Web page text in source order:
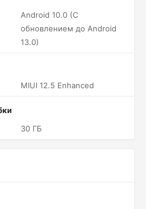
Android 10.0 (С
обновлением до Android
13.0)
MIUI 12.5 Enhanced
30 ГБ